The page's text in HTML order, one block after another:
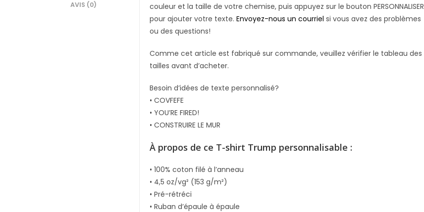
AVIS (0)
couleur et la taille de votre chemise, puis appuyez sur le bouton PERSONNALISER
pour ajouter votre texte.Envoyez-nous un courriel si vous avez des problèmes
ou des questions!
Comme cet article est fabriqué sur commande, veuillez vérifier le tableau des
tailles avant d’acheter.
Besoin d’idées de texte personnalisé?
• COVFEFE
• YOU’RE FIRED!
• CONSTRUIRE LE MUR
À propos de ce T-shirt Trump personnalisable :
• 100% coton filé à l’anneau
• 4,5 oz/vg² (153 g/m²)
• Pré-rétréci
• Ruban d’épaule à épaule